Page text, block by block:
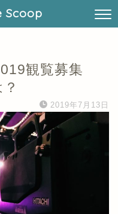
Scoop
観覧募集
2019年7月13日